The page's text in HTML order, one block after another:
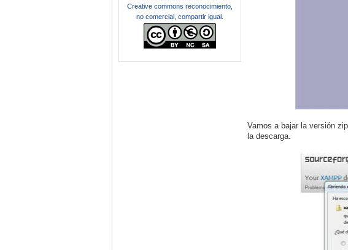
Vamos a bajar la versión
la descarga.
Creative commons reconocimiento,
no comercial, compartir igual